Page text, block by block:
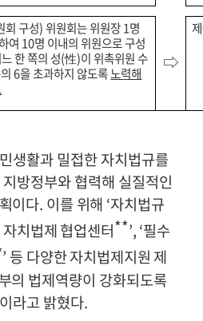
회 구성)위원회는 위원장1명
여 10명 이내의 위원으로 구성
한 쪽의 성(性)이 위촉위원 수
6을 초과하지 않도록노력해
.
⇨
제
생활과 밀접한 자치법규를
지방정부와 협력해 실질적인
이다. 이를 위해 ‘자치법규
치법제 협업센터**’, ‘필수
’ 등 다양한 자치법제지원 제
의 법제역량이 강화되도록
라고 밝혔다.